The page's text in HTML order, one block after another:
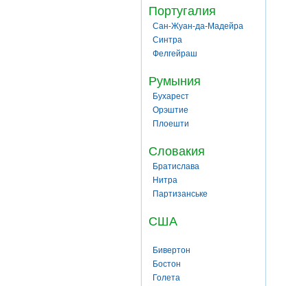
Португалия
Сан-Жуан-да-Мадейра
Синтра
Фелгейраш
Румыния
Бухарест
Орэштие
Плоешти
Словакия
Братислава
Нитра
Партизанське
США
Бивертон
Бостон
Голета